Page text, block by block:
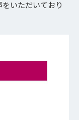
いただいており